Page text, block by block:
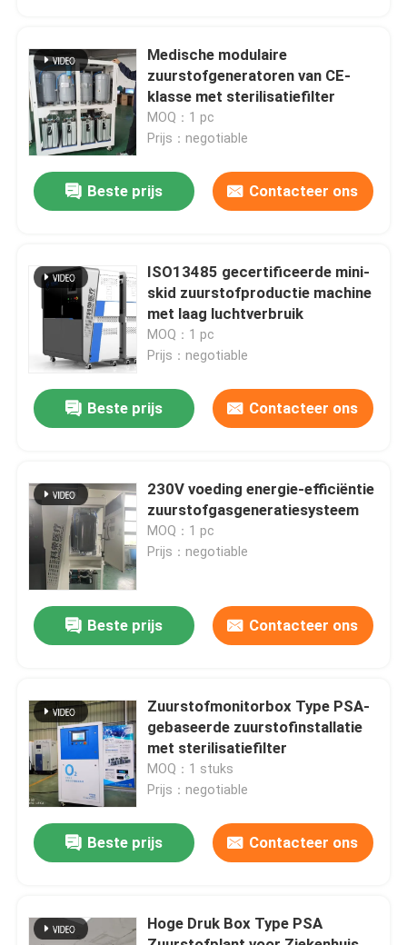
Thuis
Over ons
Fabriekstocht
Kwaliteitscontrole
Neem contact met ons op
Nieuws
Vraag een offerte
De Generator van de hoge Zuiverheidsstikstof
Medische modulaire
zuurstofgeneratoren van CE-
klasse met sterilisatiefilter
MOQ：1 pc
Prijs：negotiable
Beste prijs Contacteer ons
ISO13485 gecertificeerde mini-
skid zuurstofproductie machine
met laag luchtverbruik
MOQ：1 pc
Prijs：negotiable
Beste prijs Contacteer ons
230V voeding energie-efficiëntie
zuurstofgasgeneratiesysteem
MOQ：1 pc
Prijs：negotiable
Beste prijs Contacteer ons
Zuurstofmonitorbox Type PSA-
gebaseerde zuurstofinstallatie
met sterilisatiefilter
MOQ：1 stuks
Prijs：negotiable
Beste prijs Contacteer ons
Hoge Druk Box Type PSA